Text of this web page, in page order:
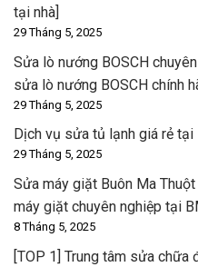
tại nhà]
29 Tháng 5, 2025
Sửa lò nướng BOSCH
sửa lò nướng BOSCH chính
29 Tháng 5, 2025
Dịch vụ sửa tủ lạnh giá rẻ
29 Tháng 5, 2025
Sửa máy giặt Buôn Ma
máy giặt chuyên nghiệp tại
8 Tháng 5, 2025
[TOP 1] Trung tâm sửa